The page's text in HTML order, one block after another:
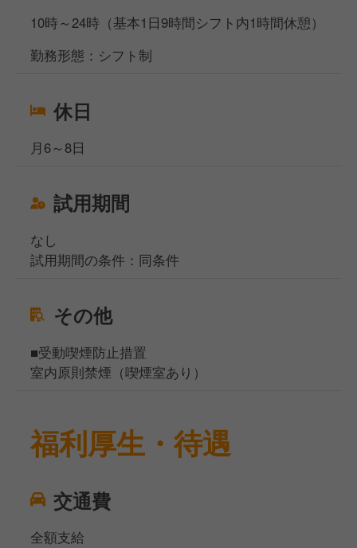
10時～24時（基本1日9時間シフト内1時間休憩）
勤務形態：シフト制
休日
月6～8日
試用期間
なし
試用期間の条件：同条件
その他
■受動喫煙防止措置
室内原則禁煙（喫煙室あり）
福利厚生・待遇
交通費
全額支給